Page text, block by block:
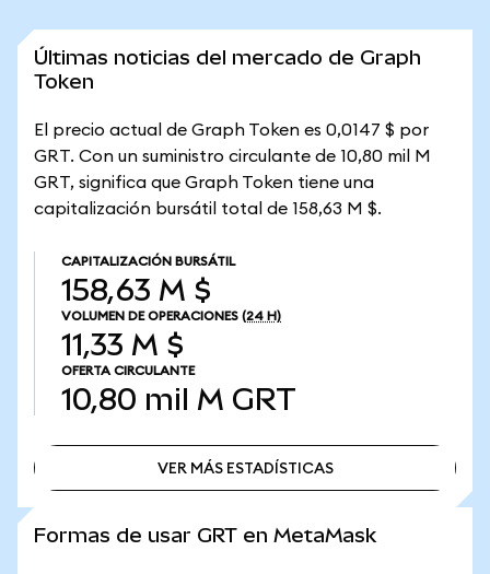
Últimas noticias del mercado de Graph
Token
El precio actual de Graph Token es 0,0147 $ por
GRT. Con un suministro circulante de 10,80 mil M
GRT, significa que Graph Token tiene una
capitalización bursátil total de 158,63 M $.
CAPITALIZACIÓN BURSÁTIL
158,63 M $
VOLUMEN DE OPERACIONES (24 H)
11,33 M $
OFERTA CIRCULANTE
10,80 mil M GRT
VER MÁS ESTADÍSTICAS
Formas de usar GRT en MetaMask